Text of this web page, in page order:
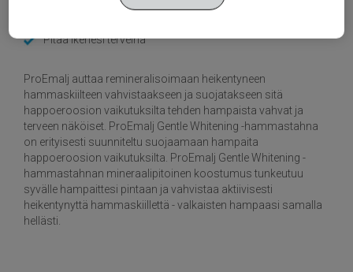
Valkaisee hampaita
Pitää ikenesi terveinä
ProEmalj auttaa remineralisoimaan heikentyneen
hammaskiilteen vahvistaakseen ja suojatakseen sitä
happoeroosion vaikutuksilta tehden hampaista vahvat ja
terveen näköiset. ProEmalj Gentle Whitening -hammastahna
on erityisesti suunniteltu suojaamaan hampaita
happoeroosion vaikutuksilta. ProEmalj Gentle Whitening -
hammastahnan mineraalipitoinen koostumus tunkeutuu
syvälle hampaittesi pintaan ja vahvistaa aktiivisesti
heikentynyttä hammaskiillettä - valkaisten hampaasi samalla
hellästi.